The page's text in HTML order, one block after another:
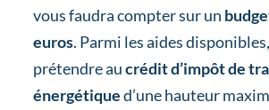
vous faudra compter sur un
euros. Parmi les aides
prétendre aucrédit d’impôt de
énergétiqued’une hauteur